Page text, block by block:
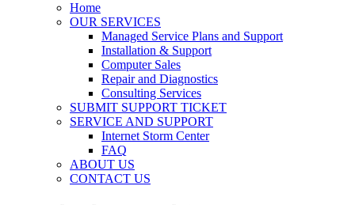
Home
OUR SERVICES
Managed Service Plans and Support
Installation & Support
Computer Sales
Repair and Diagnostics
Consulting Services
SUBMIT SUPPORT TICKET
SERVICE AND SUPPORT
Internet Storm Center
FAQ
ABOUT US
CONTACT US